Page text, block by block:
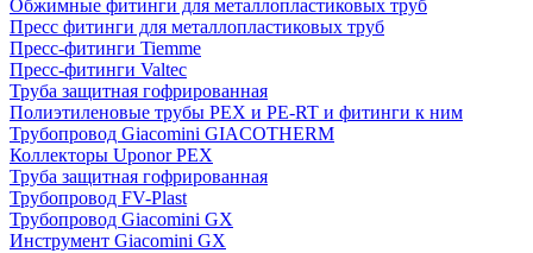
Обжимные фитинги для металлопластиковых труб
Пресс фитинги для металлопластиковых труб
Пресс-фитинги Tiemme
Пресс-фитинги Valtec
Труба защитная гофрированная
Полиэтиленовые трубы PEX и PE-RT и фитинги к ним
Трубопровод Giacomini GIACOTHERM
Коллекторы Uponor PEX
Труба защитная гофрированная
Трубопровод FV-Plast
Трубопровод Giacomini GX
Инструмент Giacomini GX